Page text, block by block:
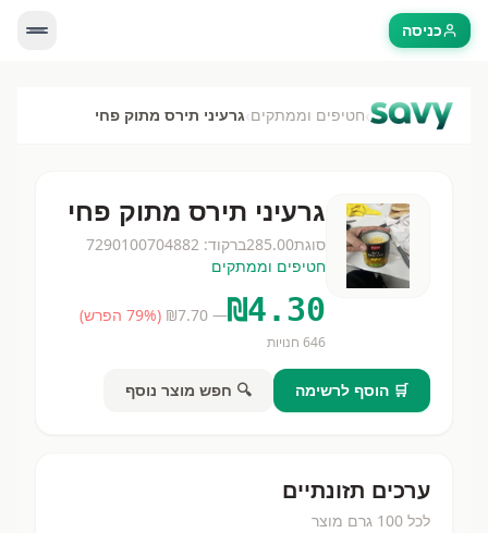
כניסה
›חטיפים וממתקים›גרעיני תירס מתוק פחי
גרעיני תירס מתוק פחי
סוגת285.00ברקוד: 7290100704882
חטיפים וממתקים
₪4.30
— ₪
7.70
(
79% הפרש)
646 חנויות
🛒 הוסף לרשימה 🔍 חפש מוצר נוסף
ערכים תזונתיים
לכל 100 גרם מוצר